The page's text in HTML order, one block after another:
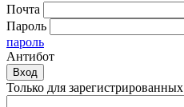
Почта
Пароль
пароль
Антибот
Вход
Только для